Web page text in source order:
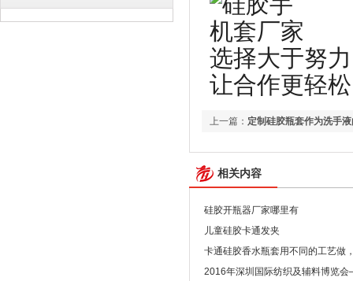
选择大于努
让合作更轻
上一篇： 定制硅胶瓶套作为洗手
相关内容
硅胶开瓶器厂家哪里有
儿童硅胶卡通发夹
卡通硅胶香水瓶套用不同的工艺做
2016年深圳国际纺织及辅料博览